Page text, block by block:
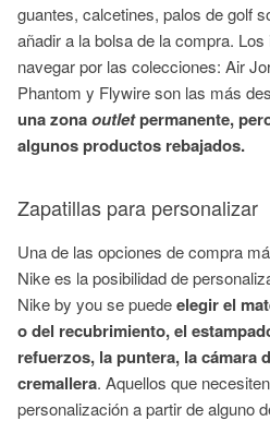
guantes, calcetines, palos de golf
añadir a la bolsa de la compra.
navegar por las colecciones: Air
Phantom y Flywire son las más
una zonaoutletpermanente,
algunos productos rebajados.
Zapatillas para personalizar
Una de las opciones de compra
Nike es la posibilidad de
Nike by you se puedeelegir el
o del recubrimiento, el
refuerzos, la puntera, la cámara
cremallera. Aquellos que
personalización a partir de alguno